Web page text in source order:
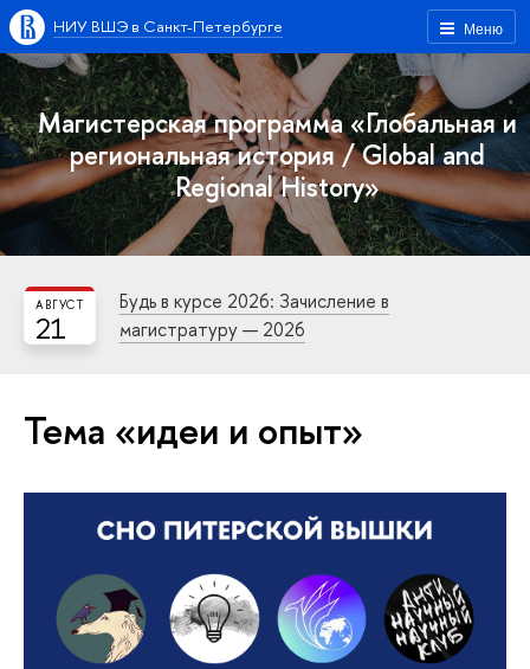
Меню
НИУ ВШЭ в Санкт-Петербурге
Магистерская программа «Глобальная и
региональная история / Global and
Regional History»
21
АВГУСТ
Будь в курсе 2026: Зачисление в
магистратуру — 2026
Тема «идеи и опыт»